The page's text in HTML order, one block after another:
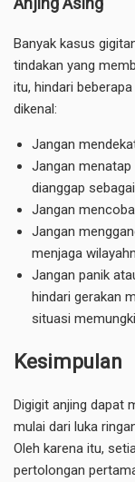
Banyak kasus
tindakan yang
itu, hindari
dikenal:
Jangan
Jangan
dianggap
Jangan
Jangan
menjaga
Jangan panik
hindari gerakan
situasi
Kesimpulan
Digigit anjing dapat
mulai dari luka
Oleh karena itu,
pertolongan